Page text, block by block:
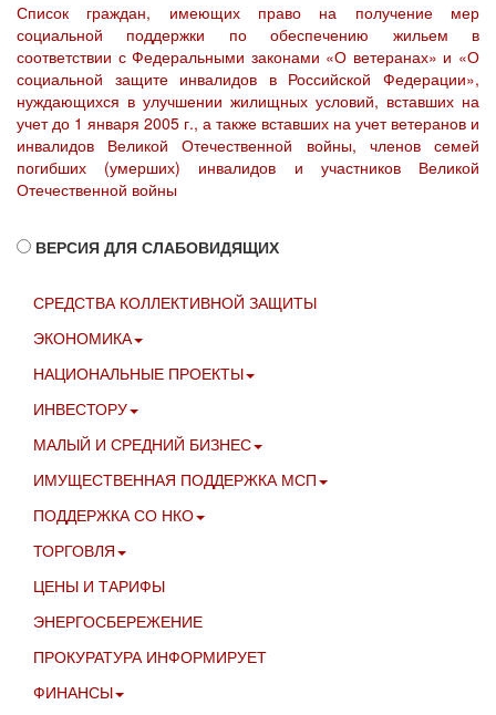
Список граждан, имеющих право на получение мер
социальной поддержки по обеспечению жильем в
соответствии с Федеральными законами «О ветеранах» и «О
социальной защите инвалидов в Российской Федерации»,
нуждающихся в улучшении жилищных условий, вставших на
учет до 1 января 2005 г., а также вставших на учет ветеранов и
инвалидов Великой Отечественной войны, членов семей
погибших (умерших) инвалидов и участников Великой
Отечественной войны
ВЕРСИЯ ДЛЯ СЛАБОВИДЯЩИХ
СРЕДСТВА КОЛЛЕКТИВНОЙ ЗАЩИТЫ
ЭКОНОМИКА
НАЦИОНАЛЬНЫЕ ПРОЕКТЫ
ИНВЕСТОРУ
МАЛЫЙ И СРЕДНИЙ БИЗНЕС
ИМУЩЕСТВЕННАЯ ПОДДЕРЖКА МСП
ПОДДЕРЖКА СО НКО
ТОРГОВЛЯ
ЦЕНЫ И ТАРИФЫ
ЭНЕРГОСБЕРЕЖЕНИЕ
ПРОКУРАТУРА ИНФОРМИРУЕТ
ФИНАНСЫ